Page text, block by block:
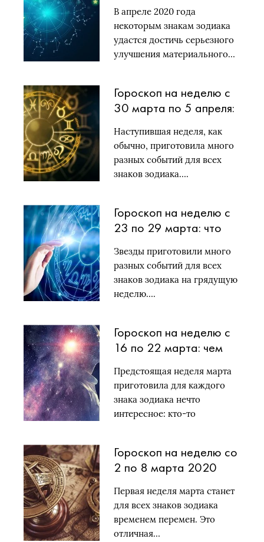
знаков зодиака
В апреле 2020 года
некоторым знакам зодиака
удастся достичь серьезного
улучшения материального…
Гороскоп на неделю с
30 марта по 5 апреля:
звезд?
Наступившая неделя, как
обычно, приготовила много
разных событий для всех
знаков зодиака….
Гороскоп на неделю с
23 по 29 марта: что
знакам зодиака?
Звезды приготовили много
разных событий для всех
знаков зодиака на грядущую
неделю….
Гороскоп на неделю с
16 по 22 марта: чем
зодиака?
Предстоящая неделя марта
приготовила для каждого
знака зодиака нечто
интересное: кто-то
Гороскоп на неделю со
2 по 8 марта 2020
звезд?
Первая неделя марта станет
для всех знаков зодиака
временем перемен. Это
отличная…